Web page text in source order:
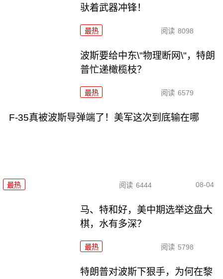
驮着武器冲锋！
最热 阅读 8098
波斯要给中东\"物理断网\"，特朗
普忙递橄榄枝？
最热 阅读 6579
F-35真被波斯导弹端了！美军这次到底输在哪
最热 阅读 6444 08-04
马、特和好，美中期选举这盘大
棋，水有多深？
最热 阅读 5798
特朗普对波斯下狠手，为何在黎